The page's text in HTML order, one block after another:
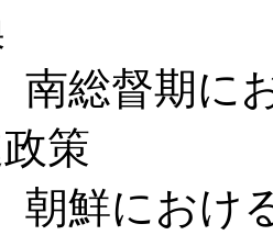
におけ
策
おける労